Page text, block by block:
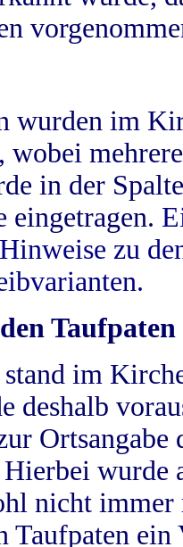
wurden im
wobei
in der
eingetragen.
zu
Taufpaten
im
deshalb
wurde
nicht
Taufpaten